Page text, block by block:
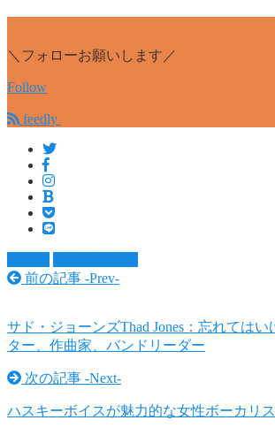
＼フォローお願いします／
Follow
feedly
前の記事 -Prev-
サド・ジョーンズThad Jones：忘れては
ター、作曲家、バンドリーダー
次の記事 -Next-
ハスキーボイスが魅力的な女性ボーカリ